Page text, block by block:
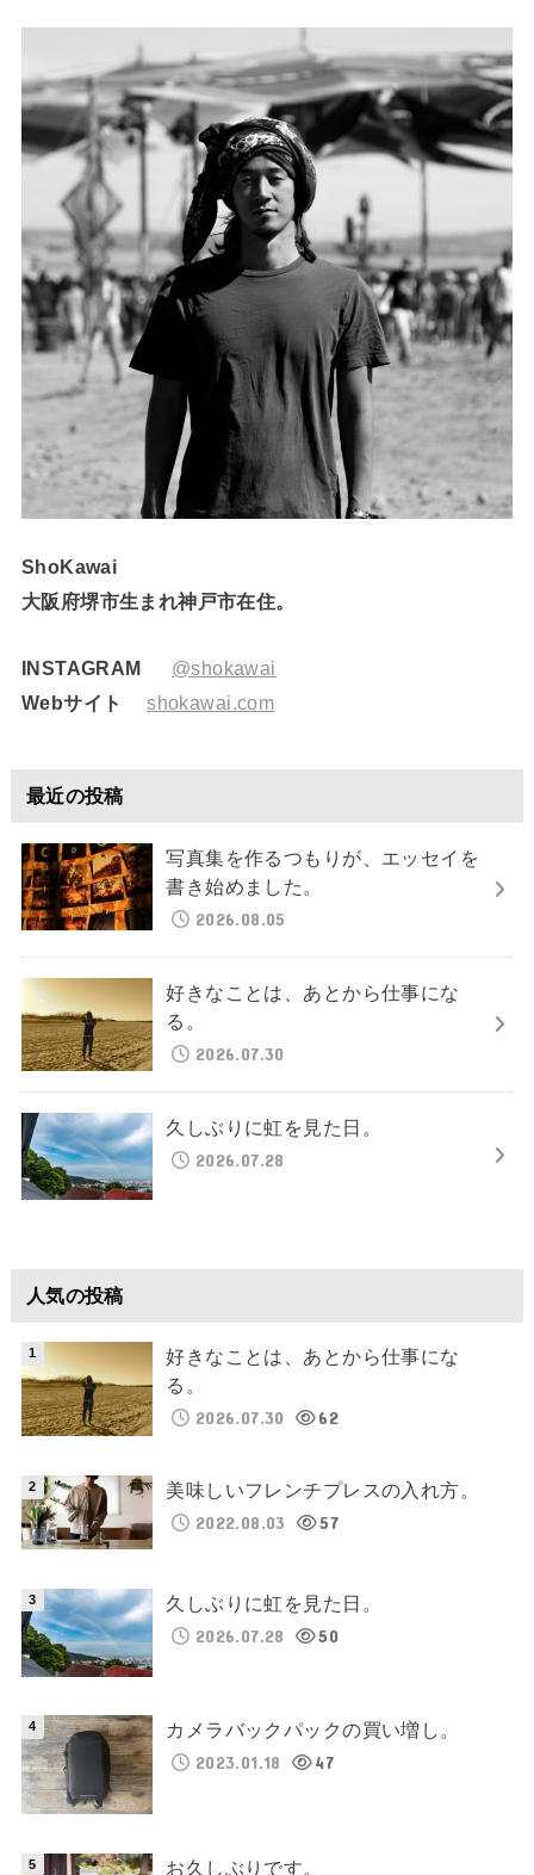
ShoKawai
大阪府堺市生まれ神戸市在住。
INSTAGRAM
@shokawai
Webサイト
shokawai.com
最近の投稿
写真集を作るつもりが、エッセイを
書き始めました。
2026.08.05
好きなことは、あとから仕事にな
る。
2026.07.30
久しぶりに虹を見た日。
2026.07.28
人気の投稿
好きなことは、あとから仕事にな
る。
2026.07.30
62
美味しいフレンチプレスの入れ方。
2022.08.03
57
久しぶりに虹を見た日。
2026.07.28
50
カメラバックパックの買い増し。
2023.01.18
47
お久しぶりです。